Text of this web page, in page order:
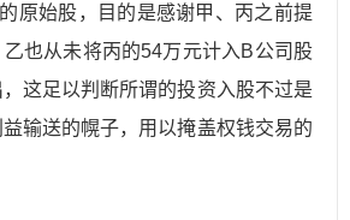
原始股，目的是感谢甲、丙之前提
也从未将丙的54万元计入B公司股
这足以判断所谓的投资入股不过是
输送的幌子，用以掩盖权钱交易的